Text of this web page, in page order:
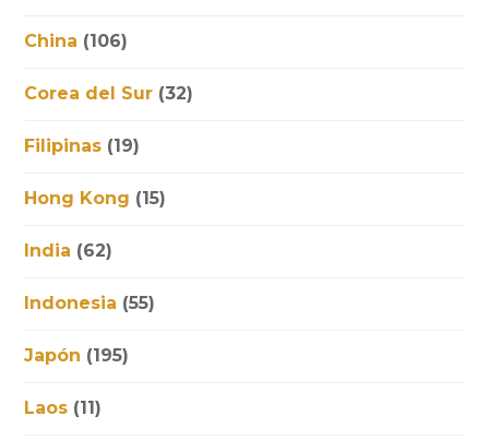
China (106)
Corea del Sur (32)
Filipinas (19)
Hong Kong (15)
India (62)
Indonesia (55)
Japón (195)
Laos (11)